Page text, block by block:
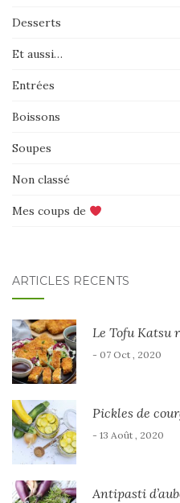
Desserts
Et aussi…
Entrées
Boissons
Soupes
Non classé
Mes coups de
ARTICLES RÉCENTS
Le Tofu Katsu
- 07 Oct , 2020
Pickles de
- 13 Août , 2020
Antipasti